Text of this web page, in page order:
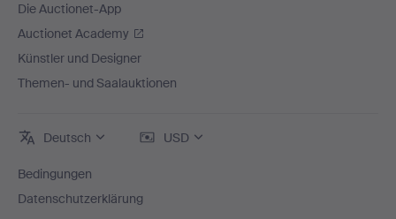
Die Auctionet-App
Auctionet Academy
Künstler und Designer
Themen- und Saalauktionen
Deutsch USD
Bedingungen
Datenschutzerklärung